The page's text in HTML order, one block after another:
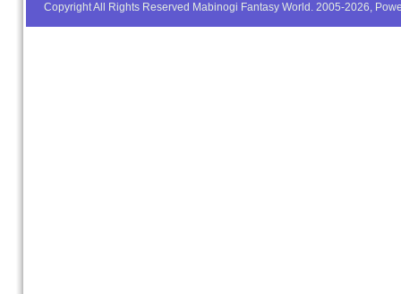
Copyright All Rights Reserved Mabinogi Fantasy World. 2005-2026,